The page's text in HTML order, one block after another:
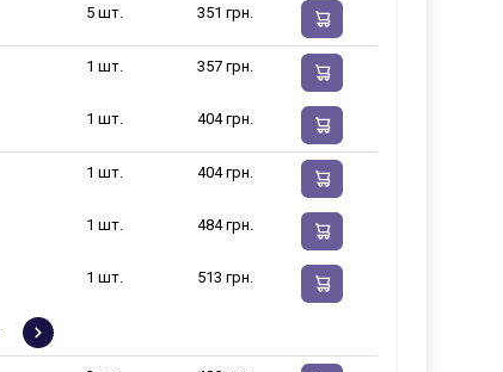
5 шт. 351 грн.
1 шт. 357 грн.
1 шт. 404 грн.
1 шт. 404 грн.
1 шт. 484 грн.
1 шт. 513 грн.